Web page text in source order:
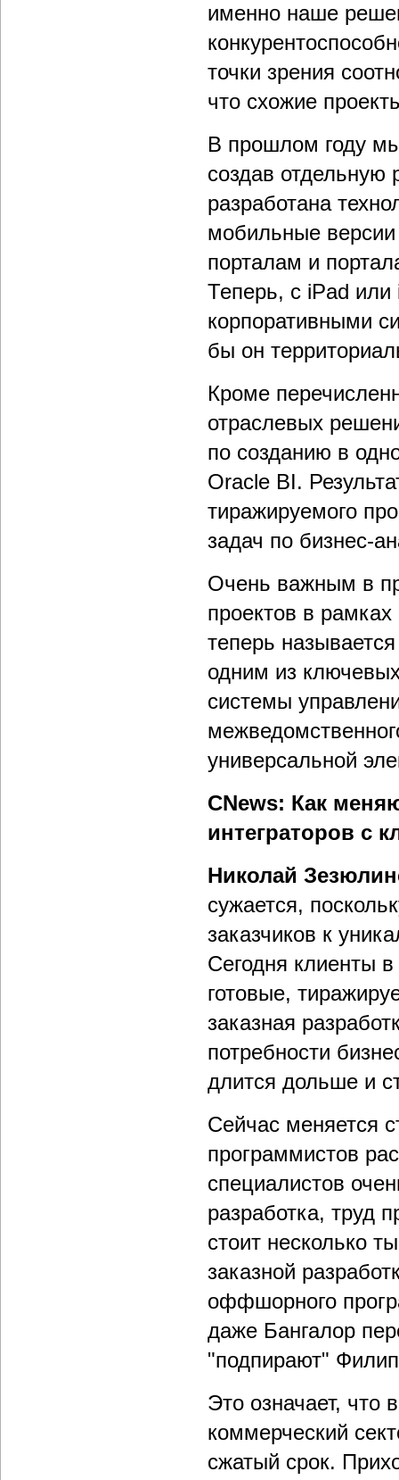
именно наше
точки зрения
что схожие
В прошлом году
создав
разработана
мобильные
порталам и
Теперь, с iPad или
корпоративными
бы он
Кроме
отраслевых
по созданию в
Oracle BI.
тиражируемого
задач по бизнес-
Очень важным в
проектов в
теперь
одним из
системы
универсальной
CNews: Как
интеграторов с
Николай
сужается,
заказчиков к
Сегодня клиенты
готовые,
заказная
потребности
длится дольше и
Сейчас меняется
программистов
специалистов
разработка, труд
стоит несколько
заказной
оффшорного
даже Бангалор
"подпирают"
Это означает, что
коммерческий
сжатый срок.